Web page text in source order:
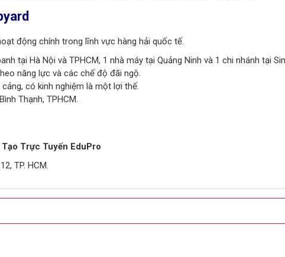
động chính trong lĩnh vực hàng hải quốc tế.
tại Hà Nội và TPHCM, 1 nhà máy tại Quảng Ninh và 1 chi nhánh tại
năng lực và các chế độ đãi ngộ.
có kinh nghiệm là một lợi thế.
Thạnh, TPHCM.
Trực Tuyến EduPro
TP. HCM.